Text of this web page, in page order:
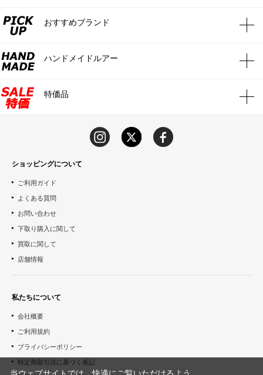
おすすめブランド
ハンドメイドルアー
特価品
ショッピングについて
ご利用ガイド
よくある質問
お問い合わせ
下取り購入に関して
買取に関して
店舗情報
私たちについて
会社概要
ご利用規約
プライバシーポリシー
特定商取引法に基づく表記